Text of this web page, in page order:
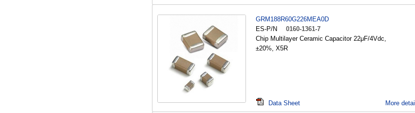
GRM188R60G226MEA0D
ES-P/N
0160-1361-7
Chip Multilayer Ceramic Capacitor 22μF/4Vdc,
±20%, X5R
Data Sheet More detail